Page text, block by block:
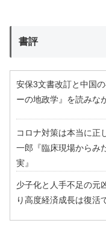
書評
安保3文書改訂と中国
ーの地政学』を読みな
コロナ対策は本当に正
一郎『臨床現場からみ
実』
少子化と人手不足の元
り高度経済成長は復活